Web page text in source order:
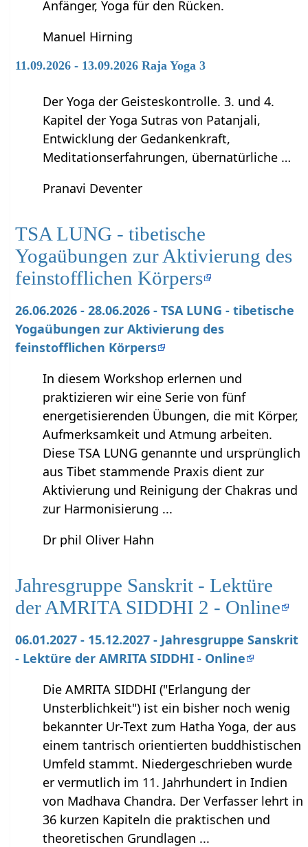
Anfänger, Yoga für den Rücken.
Manuel Hirning
11.09.2026 - 13.09.2026 Raja Yoga 3
Der Yoga der Geisteskontrolle. 3. und 4.
Kapitel der Yoga Sutras von Patanjali,
Entwicklung der Gedankenkraft,
Meditationserfahrungen, übernatürliche …
Pranavi Deventer
TSA LUNG - tibetische
Yogaübungen zur Aktivierung des
feinstofflichen Körpers
26.06.2026 - 28.06.2026 - TSA LUNG - tibetische
Yogaübungen zur Aktivierung des
feinstofflichen Körpers
In diesem Workshop erlernen und
praktizieren wir eine Serie von fünf
energetisierenden Übungen, die mit Körper,
Aufmerksamkeit und Atmung arbeiten.
Diese TSA LUNG genannte und ursprünglich
aus Tibet stammende Praxis dient zur
Aktivierung und Reinigung der Chakras und
zur Harmonisierung ...
Dr phil Oliver Hahn
Jahresgruppe Sanskrit - Lektüre
der AMRITA SIDDHI 2 - Online
06.01.2027 - 15.12.2027 - Jahresgruppe Sanskrit
- Lektüre der AMRITA SIDDHI - Online
Die AMRITA SIDDHI ("Erlangung der
Unsterblichkeit") ist ein bisher noch wenig
bekannter Ur-Text zum Hatha Yoga, der aus
einem tantrisch orientierten buddhistischen
Umfeld stammt. Niedergeschrieben wurde
er vermutlich im 11. Jahrhundert in Indien
von Madhava Chandra. Der Verfasser lehrt in
36 kurzen Kapiteln die praktischen und
theoretischen Grundlagen ...